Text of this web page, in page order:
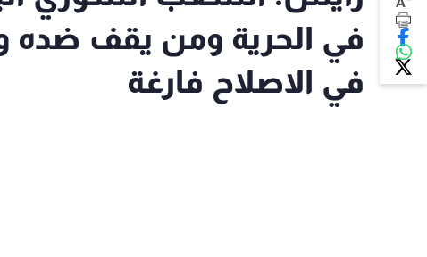
في الحرية ومن يقف ضده
في الاصلاح فارغة